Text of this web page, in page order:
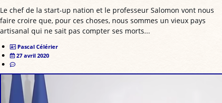
Le chef de la start-up nation et le professeur Salomon vont nous
faire croire que, pour ces choses, nous sommes un vieux pays
artisanal qui ne sait pas compter ses morts...
Pascal Célérier
27 avril 2020